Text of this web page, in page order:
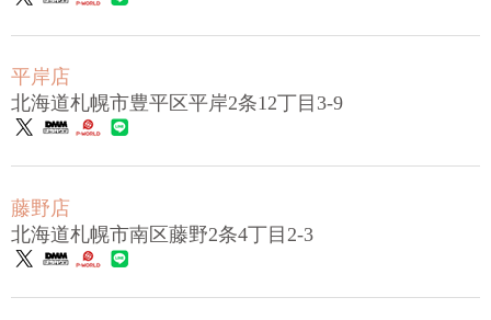
平岸店
北海道札幌市豊平区平岸2条12丁目3-9
藤野店
北海道札幌市南区藤野2条4丁目2-3